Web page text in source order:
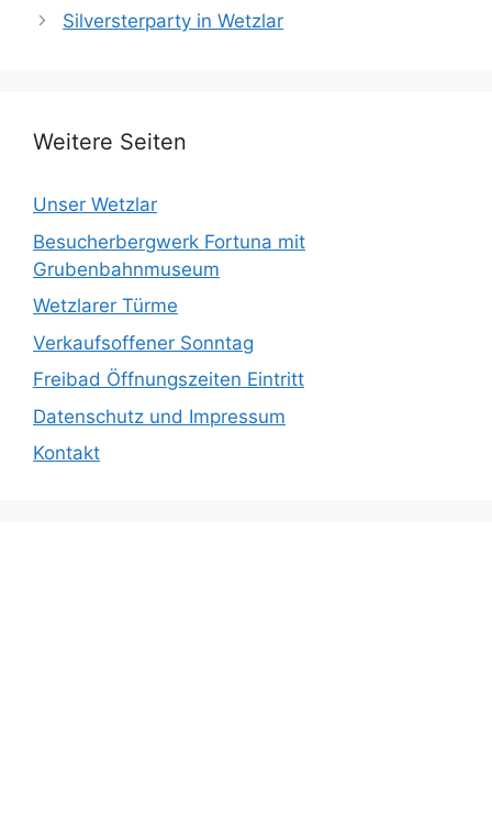
Silversterparty in Wetzlar
Weitere Seiten
Unser Wetzlar
Besucherbergwerk Fortuna mit
Grubenbahnmuseum
Wetzlarer Türme
Verkaufsoffener Sonntag
Freibad Öffnungszeiten Eintritt
Datenschutz und Impressum
Kontakt